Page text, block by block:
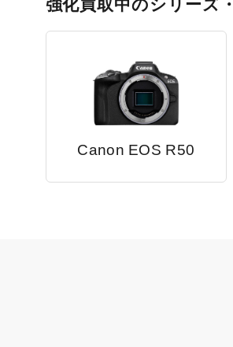
強化買取中のシリーズ
Canon EOS R50